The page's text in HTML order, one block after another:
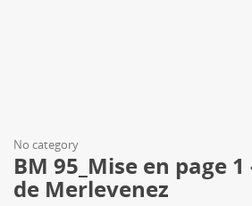
No category
BM 95_Mise en page
de Merlevenez